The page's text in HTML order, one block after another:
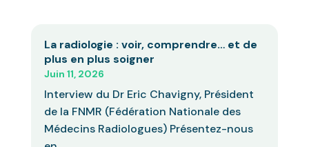
La radiologie : voir, comprendre… et de
plus en plus soigner
Juin 11, 2026
Interview du Dr Eric Chavigny, Président
de la FNMR (Fédération Nationale des
Médecins Radiologues) Présentez-nous